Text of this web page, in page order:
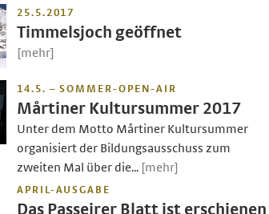
25.5.2017
Timmelsjoch geöffnet
[mehr]
14.5. – SOMMER-OPEN-AIR
Mårtiner Kultursummer 2017
Unter dem Motto Mårtiner Kultursummer
organisiert der Bildungsausschuss zum
zweiten Mal über die... [mehr]
APRIL-AUSGABE
Das Passeirer Blatt ist erschienen